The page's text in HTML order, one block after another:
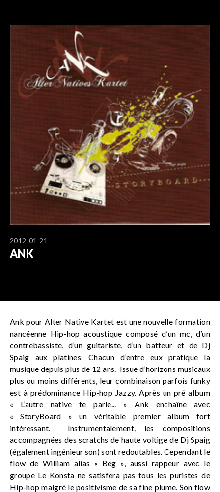
2012-01-21
ANK
Ank pour Alter Native Kartet est une nouvelle formation
nancéenne Hip-hop acoustique composé d’un mc, d’un
contrebassiste, d’un guitariste, d’un batteur et de Dj
Spaig aux platines. Chacun d’entre eux pratique la
musique depuis plus de 12 ans. Issue d’horizons musicaux
plus ou moins différents, leur combinaison parfois funky
est à prédominance Hip-hop Jazzy. Après un pré album
« L’autre native te parle... » Ank enchaîne avec
« StoryBoard » un véritable premier album fort
intéressant. Instrumentalement, les compositions
accompagnées des scratchs de haute voltige de Dj Spaig
(également ingénieur son) sont redoutables. Cependant le
flow de William alias « Beg », aussi rappeur avec le
groupe Le Konsta ne satisfera pas tous les puristes de
Hip-hop malgré le positivisme de sa fine plume. Son flow